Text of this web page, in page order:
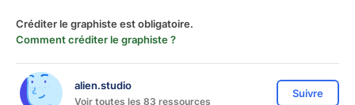
Créditer le graphiste est obligatoire.
Comment créditer le graphiste ?
alien.studio
Voir toutes les 83 ressources
Suivre